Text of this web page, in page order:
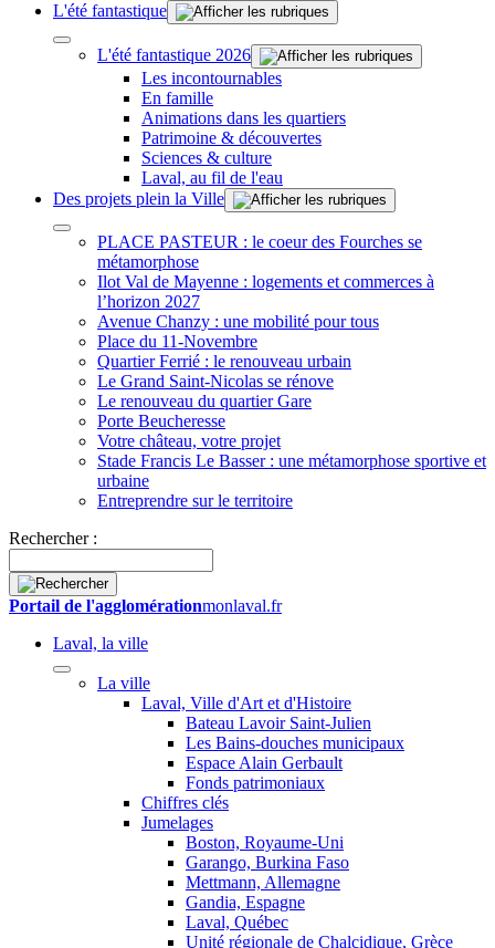
L'été fantastique
L'été fantastique 2026
Les incontournables
En famille
Animations dans les quartiers
Patrimoine & découvertes
Sciences & culture
Laval, au fil de l'eau
Des projets plein la Ville
PLACE PASTEUR : le coeur des Fourches se
métamorphose
Ilot Val de Mayenne : logements et commerces à
l’horizon 2027
Avenue Chanzy : une mobilité pour tous
Place du 11-Novembre
Quartier Ferrié : le renouveau urbain
Le Grand Saint-Nicolas se rénove
Le renouveau du quartier Gare
Porte Beucheresse
Votre château, votre projet
Stade Francis Le Basser : une métamorphose sportive et
urbaine
Entreprendre sur le territoire
Rechercher :
Portail de l'agglomérationmonlaval.fr
Laval, la ville
La ville
Laval, Ville d'Art et d'Histoire
Bateau Lavoir Saint-Julien
Les Bains-douches municipaux
Espace Alain Gerbault
Fonds patrimoniaux
Chiffres clés
Jumelages
Boston, Royaume-Uni
Garango, Burkina Faso
Mettmann, Allemagne
Gandia, Espagne
Laval, Québec
Unité régionale de Chalcidique, Grèce